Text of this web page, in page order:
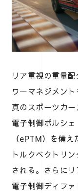
リア重視の重量
ワーマネジメン
真のスポーツカ
電子制御ポルシ
（ePTM）を備
トルクベクトリ
される。さらに
電子制御ディフ